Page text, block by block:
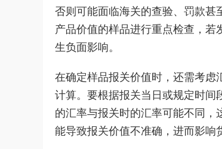
否则可能面临海关的查验、罚款甚
产品价值的样品进行重点检查，
生负面影响。
在确定样品报关价值时，还需考虑
计算。要根据报关当日或规定时间
的汇率与报关时的汇率可能不同
能导致报关价值不准确，进而影响